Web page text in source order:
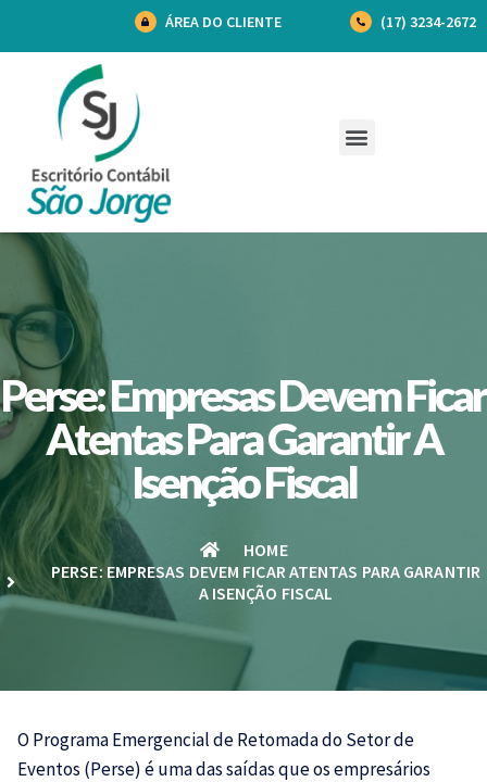
ÁREA DO CLIENTE (17) 3234-2672
Perse: Empresas Devem Ficar
Atentas Para Garantir A
Isenção Fiscal
HOME
PERSE: EMPRESAS DEVEM FICAR ATENTAS PARA GARANTIR
A ISENÇÃO FISCAL
O Programa Emergencial de Retomada do Setor de
Eventos (Perse) é uma das saídas que os empresários